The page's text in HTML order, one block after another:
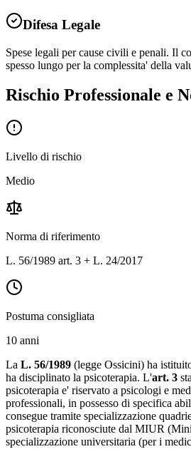
Difesa Legale
Spese legali per cause civili e penali. Il
spesso lungo per la complessita' della
Rischio Professionale e
Livello di rischio
Medio
Norma di riferimento
L. 56/1989 art. 3 + L. 24/2017
Postuma consigliata
10 anni
La L. 56/1989 (legge Ossicini) ha
ha disciplinato la psicoterapia. L'art. 3
psicoterapia e' riservato a psicologi e
professionali, in possesso di specifica
consegue tramite specializzazione
psicoterapia riconosciute dal MIUR
specializzazione universitaria (per i